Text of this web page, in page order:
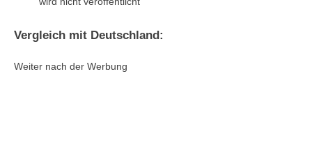
Vergleich mit Deutschland:
Weiter nach der Werbung